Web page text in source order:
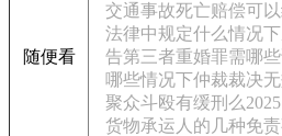
随便看
交通事故死亡赔偿可
法律中规定什么情况
告第三者重婚罪需哪
哪些情况下仲裁裁决
聚众斗殴有缓刑么2025
货物承运人的几种免